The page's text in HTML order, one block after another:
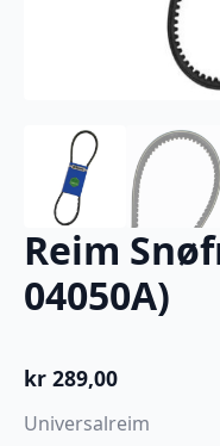
Reim
04050A)
kr 289,00
Universalreim